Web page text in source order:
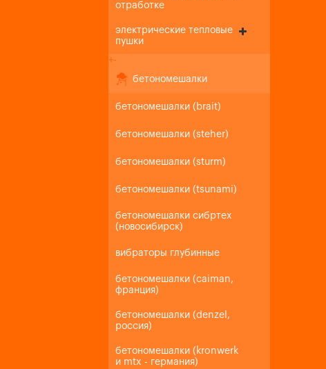
отработке
электрические тепловые
пушки
+-
бетономешалки
бетономешалки (brait)
бетономешалки (steher)
бетономешалки (sturm)
бетономешалки (tsunami)
бетономешалки сибртех
(новосибирск)
вибраторы глубинные
бетономешалки (caiman,
франция)
бетономешалки (denzel,
россия)
бетономешалки (kronwerk
и mtx - германия)